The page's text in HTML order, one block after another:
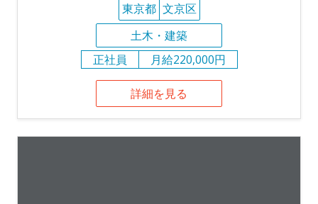
東京都 文京区
土木・建築
正社員
月給220,000円
詳細を見る